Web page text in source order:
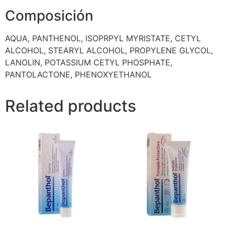
Composición
AQUA, PANTHENOL, ISOPRPYL MYRISTATE, CETYL
ALCOHOL, STEARYL ALCOHOL, PROPYLENE GLYCOL,
LANOLIN, POTASSIUM CETYL PHOSPHATE,
PANTOLACTONE, PHENOXYETHANOL
Related products